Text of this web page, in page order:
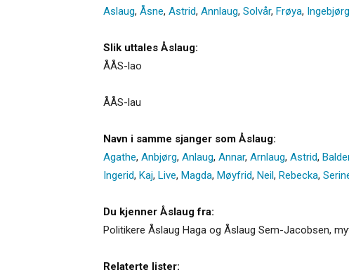
Aslaug, Åsne, Astrid, Annlaug, Solvår, Frøya, Ingebjørg
Slik uttales Åslaug:
ÅÅS-lao
ÅÅS-lau
Navn i samme sjanger som Åslaug:
Agathe, Anbjørg, Anlaug, Annar, Arnlaug, Astrid,
Ingerid, Kaj, Live, Magda, Møyfrid, Neil, Rebecka,
Du kjenner Åslaug fra:
Politikere Åslaug Haga og Åslaug Sem-Jacobsen,
Relaterte lister: